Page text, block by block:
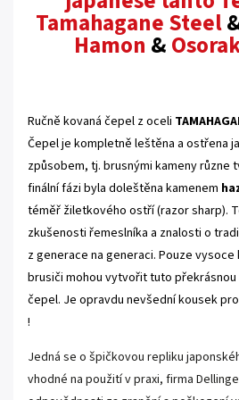
Tamahagane Steel
Hamon &
Ručně kovaná čepel z oceli
Čepel je kompletně leštěna a ostřena
způsobem, tj. brusnými kameny různe
finální fázi byla doleštěna kamenem
téměř žiletkového ostří (razor sharp).
zkušenosti řemeslníka a znalosti o
z generace na generaci. Pouze
brusiči mohou vytvořit tuto
čepel. Je opravdu nevšední kousek
!
Jedná se o špičkovou repliku
vhodné na použití v praxi, firma